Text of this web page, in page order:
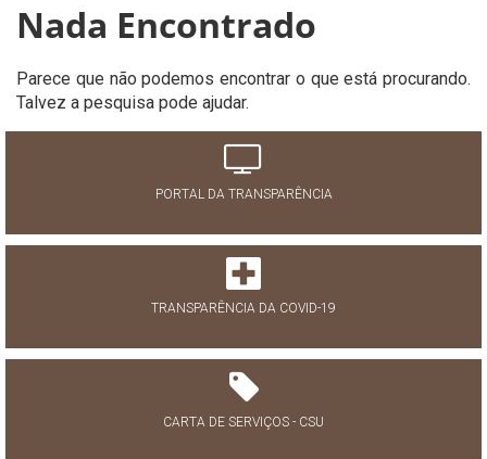
Nada Encontrado
Parece que não podemos encontrar o que está procurando.
Talvez a pesquisa pode ajudar.
PORTAL DA TRANSPARÊNCIA
TRANSPARÊNCIA DA COVID-19
CARTA DE SERVIÇOS - CSU